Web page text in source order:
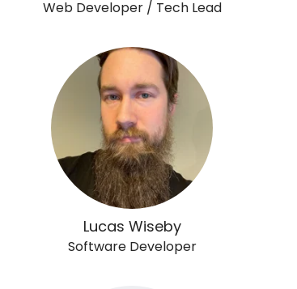
Web Developer / Tech Lead
Lucas Wiseby
Software Developer